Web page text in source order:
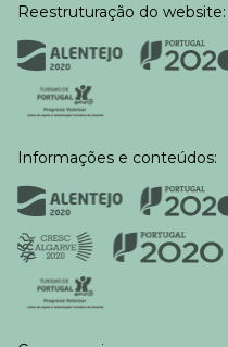
Reestruturação do website:
Informações e conteúdos: